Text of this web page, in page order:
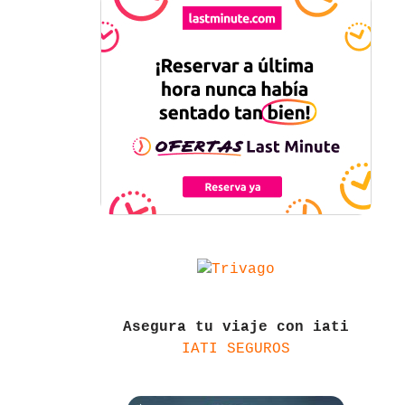
Asegura tu viaje con iati
IATI SEGUROS